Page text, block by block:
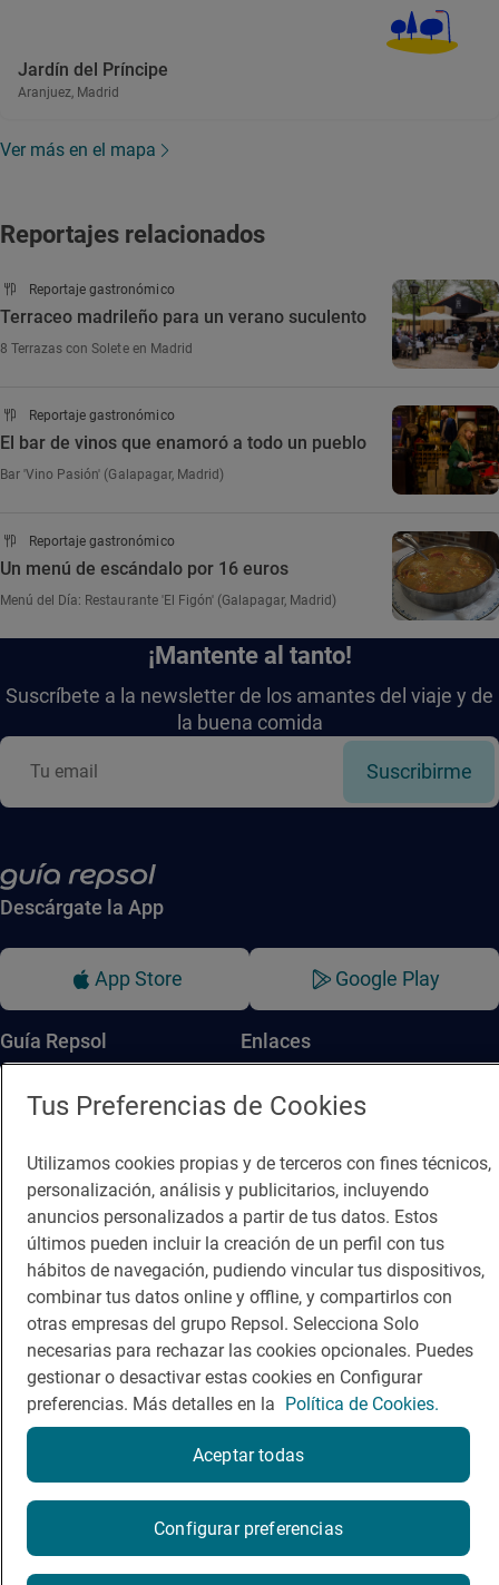
Jardín del Príncipe
Aranjuez, Madrid
Ver más en el mapa
Reserva una mesa
Reservar
Reportajes relacionados
Reportaje gastronómico
Terraceo madrileño para un verano suculento
8 Terrazas con Solete en Madrid
Reportaje gastronómico
El bar de vinos que enamoró a todo un pueblo
Bar 'Vino Pasión' (Galapagar, Madrid)
Reportaje gastronómico
Un menú de escándalo por 16 euros
Menú del Día: Restaurante 'El Figón' (Galapagar, Madrid)
¡Mantente al tanto!
Suscríbete a la newsletter de los amantes del viaje y de
la buena comida
Suscribirme
Descárgate la App
App Store Google Play
Guía Repsol
Comer
Enlaces
Contacto
Canal de ética
Política de privacidad Política de cookies Nota legal
Condiciones del servicio
© Repsol S.A. 2000- 2026
Tus Preferencias de Cookies
Utilizamos cookies propias y de terceros con fines técnicos,
personalización, análisis y publicitarios, incluyendo
anuncios personalizados a partir de tus datos. Estos
últimos pueden incluir la creación de un perfil con tus
hábitos de navegación, pudiendo vincular tus dispositivos,
combinar tus datos online y offline, y compartirlos con
otras empresas del grupo Repsol. Selecciona Solo
necesarias para rechazar las cookies opcionales. Puedes
gestionar o desactivar estas cookies en Configurar
preferencias. Más detalles en la Política de Cookies.
Configurar preferencias
Aceptar todas